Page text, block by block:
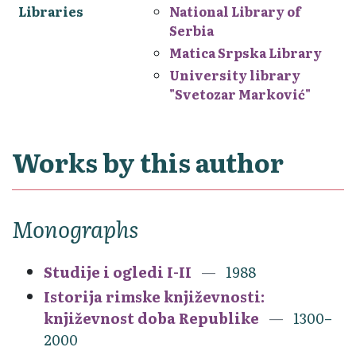
Libraries
National Library of
Serbia
Matica Srpska Library
University library
"Svetozar Marković"
Works by this author
Monographs
Studije i ogledi I-II
1988
Istorija rimske književnosti:
književnost doba Republike
1300–
2000